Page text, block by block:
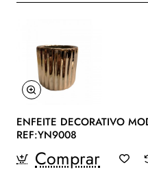
ENFEITE DECORATIVO
REF:YN9008
Comprar